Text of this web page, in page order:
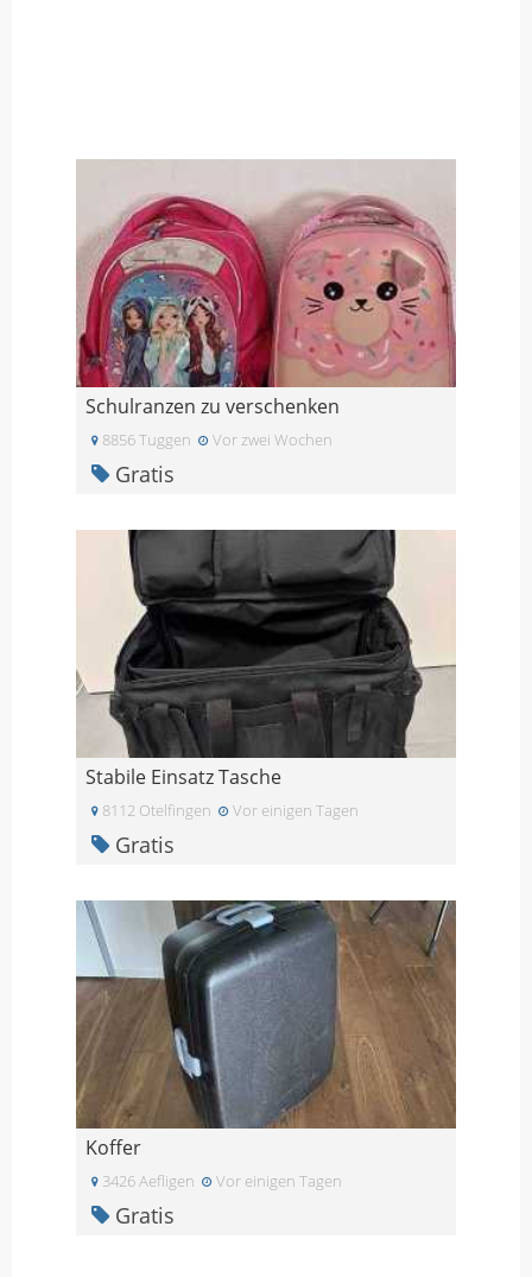
Schulranzen zu verschenken
8856 Tuggen Vor zwei Wochen
Gratis
Stabile Einsatz Tasche
8112 Otelfingen Vor einigen Tagen
Gratis
Koffer
3426 Aefligen Vor einigen Tagen
Gratis